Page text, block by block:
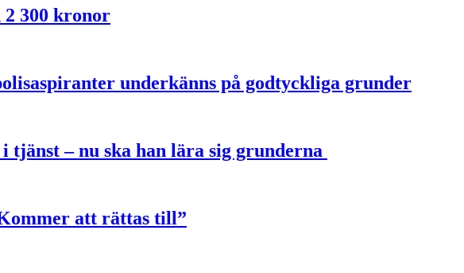
300 kronor
underkänns på godtyckliga grunder
tjänst – nu ska han lära sig grunderna
att rättas till”